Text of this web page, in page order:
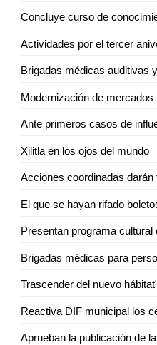
Xilitla en los ojos del mundo
Reactiva DIF municipal los